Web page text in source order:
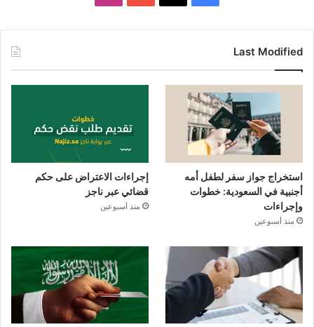
Last Modified
استخراج جواز سفر لطفل أمه
أجنبية في السعودية: خطوات
وإجراءات
منذ أسبوعين
إجراءات الاعتراض على حكم
قضائي عبر ناجز
منذ أسبوعين